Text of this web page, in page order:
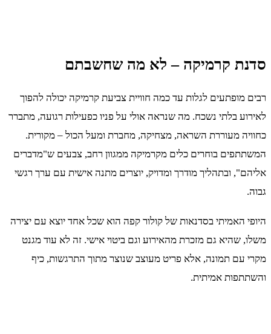
סדנת קרמיקה – לא מה שחשבתם
רבים מופתעים לגלות עד כמה חוויית צביעת קרמיקה יכולה להפוך
לאירוע בלתי נשכח. מה שנראה אולי על פניו כפעילות רגועה, מתברר
כחוויה מעוררת השראה, מצחיקה, מחברת ומעל הכול – מקורית.
המשתתפים בוחרים כלים מקרמיקה ממגוון רחב, צבעים ש"מדברים
אליהם", ובתהליך מודרך ומדויק, יוצרים מתנה אישית עם ערך רגשי
גבוה.
היופי האמיתי בסדנאות של קולור קפה הוא שכל אחד יוצא עם יצירה
משלו, שהיא גם מזכרת מהאירוע וגם ביטוי אישי. זה לא עוד מגנט
מקרי עם תמונה, אלא פריט מעוצב שנוצר מתוך התרגשות, כיף
והשתתפות אמיתית.